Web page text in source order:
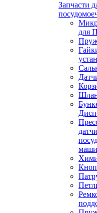
Запчасти
для